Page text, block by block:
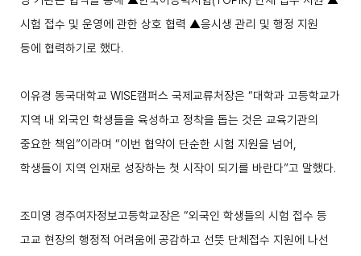
시험 접수 및 운영에 관한 상호 협력 ▲응시생 관리 및 행정 지원
등에 협력하기로 했다.
이유경 동국대학교 WISE캠퍼스 국제교류처장은 “대학과 고등학교가
지역 내 외국인 학생들을 육성하고 정착을 돕는 것은 교육기관의
중요한 책임”이라며 “이번 협약이 단순한 시험 지원을 넘어,
학생들이 지역 인재로 성장하는 첫 시작이 되기를 바란다”고 말했다.
조미영 경주여자정보고등학교장은 “외국인 학생들의 시험 접수 등
고교 현장의 행정적 어려움에 공감하고 선뜻 단체접수 지원에 나선